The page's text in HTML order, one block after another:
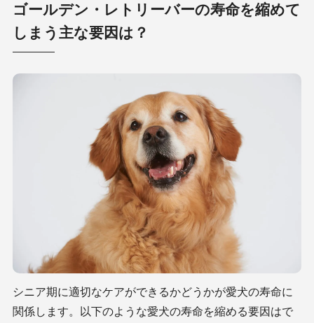
ゴールデン・レトリーバーの寿命を縮めて
しまう主な要因は？
シニア期に適切なケアができるかどうかが愛犬の寿命に
関係します。以下のような愛犬の寿命を縮める要因はで